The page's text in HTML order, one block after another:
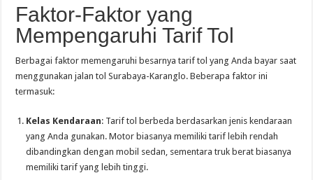
Faktor-Faktor yang
Mempengaruhi Tarif Tol
Berbagai faktor memengaruhi besarnya tarif tol yang Anda bayar saat
menggunakan jalan tol Surabaya-Karanglo. Beberapa faktor ini
termasuk:
Kelas Kendaraan: Tarif tol berbeda berdasarkan jenis kendaraan
yang Anda gunakan. Motor biasanya memiliki tarif lebih rendah
dibandingkan dengan mobil sedan, sementara truk berat biasanya
memiliki tarif yang lebih tinggi.